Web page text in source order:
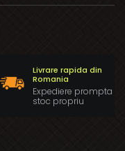
Livrare rapida din
Romania
Expediere prompta
stoc propriu